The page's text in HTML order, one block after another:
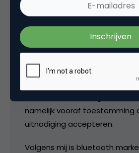
Grappig dat ik dit artikel
archief.
Er is in drie jaar een hoop
gebied van bluetooth
er tal van interessante cases.
lang geen sprake meer.
namelijk vooraf toestemming
uitnodiging accepteren.
Volgens mij is bluetooth